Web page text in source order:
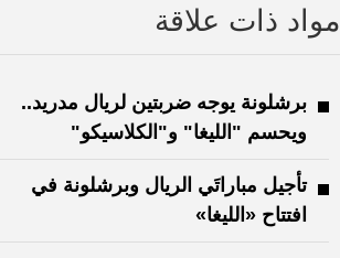
مواد ذات علاقة
برشلونة يوجه ضربتين لريال مدريد..
ويحسم "الليغا" و"الكلاسيكو"
تأجيل مباراتَي الريال وبرشلونة في
افتتاح «الليغا»